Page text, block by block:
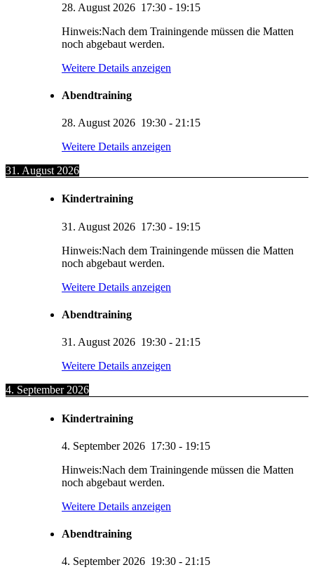
28. August 2026 17:30 - 19:15
Hinweis:Nach dem Trainingende müssen die Matten
noch abgebaut werden.
Weitere Details anzeigen
Abendtraining
28. August 2026 19:30 - 21:15
Weitere Details anzeigen
31. August 2026
Kindertraining
31. August 2026 17:30 - 19:15
Hinweis:Nach dem Trainingende müssen die Matten
noch abgebaut werden.
Weitere Details anzeigen
Abendtraining
31. August 2026 19:30 - 21:15
Weitere Details anzeigen
4. September 2026
Kindertraining
4. September 2026 17:30 - 19:15
Hinweis:Nach dem Trainingende müssen die Matten
noch abgebaut werden.
Weitere Details anzeigen
Abendtraining
4. September 2026 19:30 - 21:15